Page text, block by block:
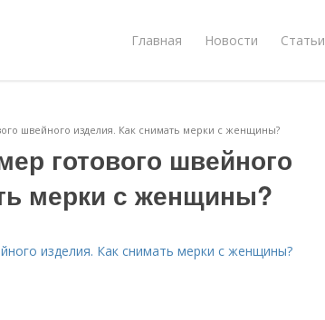
Главная Новости Статьи
швейного изделия. Как снимать мерки с женщины?
готового швейного
мерки с женщины?
изделия. Как снимать мерки с женщины?